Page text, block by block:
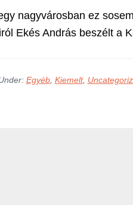
nagyvárosban ez
Ekés András beszélt a
Egyéb, Kiemelt,